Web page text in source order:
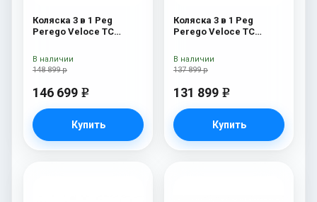
Коляска 3 в 1 Peg
Perego Veloce TC
Amour New
148 899 р
146 699 e
Купить
В наличии
Коляска 3 в 1 Peg
Perego Veloce TC
Shine
137 899 р
131 899 e
Купить
В наличии